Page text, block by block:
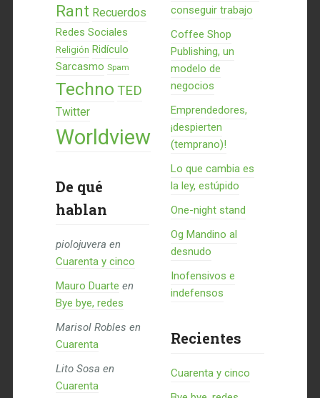
Rant Recuerdos
Redes Sociales
Religión Ridículo
Sarcasmo Spam
Techno TED
Twitter
Worldview
De qué
hablan
piolojuvera en
Cuarenta y cinco
Mauro Duarte en
Bye bye, redes
Marisol Robles en
Cuarenta
Lito Sosa en
Cuarenta
conseguir trabajo
Coffee Shop
Publishing, un
modelo de
negocios
Emprendedores,
¡despierten
(temprano)!
Lo que cambia es
la ley, estúpido
One-night stand
Og Mandino al
desnudo
Inofensivos e
indefensos
Recientes
Cuarenta y cinco